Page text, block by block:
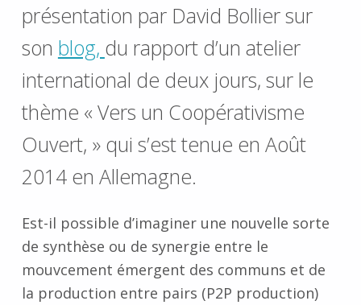
présentation par David Bollier sur
son blog, du rapport d’un atelier
international de deux jours, sur le
thème « Vers un Coopérativisme
Ouvert, » qui s’est tenue en Août
2014 en Allemagne.
Est-il possible d’imaginer une nouvelle sorte
de synthèse ou de synergie entre le
mouvcement émergent des communs et de
la production entre pairs (P2P production)